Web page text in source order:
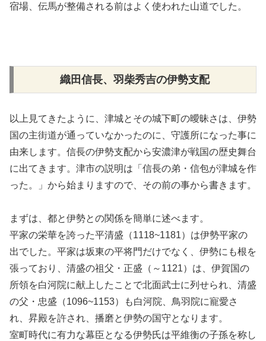
宿場、伝馬が整備される前はよく使われた山道でした。
織田信長、羽柴秀吉の伊勢支配
以上見てきたように、津城とその城下町の曖昧さは、伊勢
国の主街道が通っていなかったのに、守護所になった事に
由来します。信長の伊勢支配から安濃津が戦国の歴史舞台
に出てきます。津市の説明は「信長の弟・信包が津城を作
った。」から始まりますので、その前の事から書きます。
まずは、都と伊勢との関係を簡単に述べます。
平家の栄華を誇った平清盛（1118~1181）は伊勢平家の
出でした。平家は坂東の平将門だけでなく、伊勢にも根を
張っており、清盛の祖父・正盛（～1121）は、伊賀国の
所領を白河院に献上したことで北面武士に列せられ、清盛
の父・忠盛（1096~1153）も白河院、鳥羽院に寵愛さ
れ、昇殿を許され、播磨と伊勢の国守となります。
室町時代に有力な幕臣となる伊勢氏は平維衡の子孫を称し